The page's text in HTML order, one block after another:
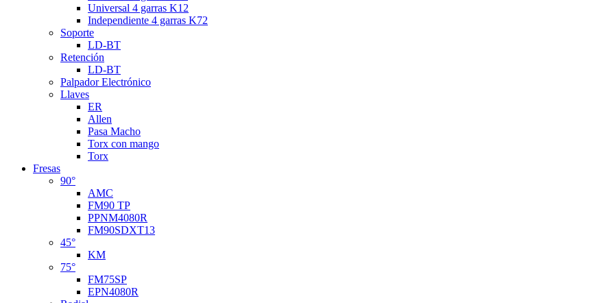
Universal 4 garras K12
Independiente 4 garras K72
Soporte
LD-BT
Retención
LD-BT
Palpador Electrónico
Llaves
ER
Allen
Pasa Macho
Torx con mango
Torx
Fresas
90°
AMC
FM90 TP
PPNM4080R
FM90SDXT13
45°
KM
75°
FM75SP
EPN4080R